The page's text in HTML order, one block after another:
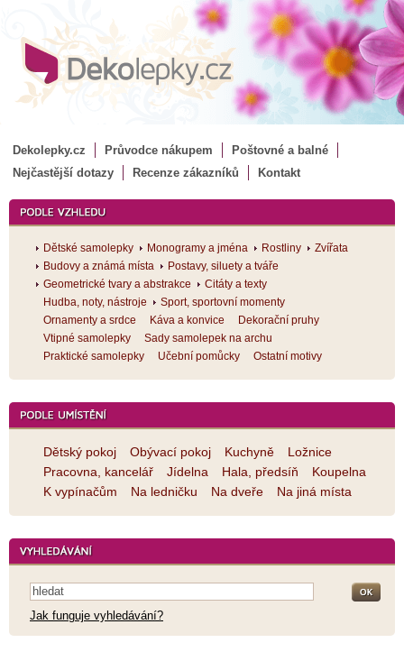
Dekolepky.cz Průvodce nákupem
Poštovné a balné
Nejčastější dotazy
Recenze zákazníků Kontakt
Dětské samolepky Monogramy a jména Rostliny
Zvířata
Budovy a známá místa
Postavy, siluety a tváře
Geometrické tvary a abstrakce
Citáty a texty
Hudba, noty, nástroje
Sport, sportovní momenty
Ornamenty a srdce
Káva a konvice
Dekorační pruhy
Vtipné samolepky
Sady samolepek na archu
Praktické samolepky
Učební pomůcky Ostatní motivy
Dětský pokoj Obývací pokoj Kuchyně
Ložnice
Pracovna, kancelář
Jídelna Hala, předsíň
Koupelna
K vypínačům
Na ledničku Na dveře Na jiná místa
Jak funguje vyhledávání?